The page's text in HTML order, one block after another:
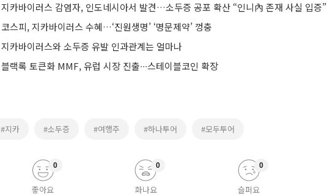
지카바이러스 감염자, 인도네시아서 발견…소두증 공포 확산 “인니內 존재 사실 입증”
코스피, 지카바이러스 수혜…‘진원생명’ ‘명문제약’ 껑충
지카바이러스와 소두증 유발 인과관계는 얼마나
블랙록 토큰화 MMF, 유럽 시장 진출∙∙∙스테이블코인 확장
#지카 #소두증 #여행주 #하나투어 #모두투어
좋아요
0
화나요
0
슬퍼요
0